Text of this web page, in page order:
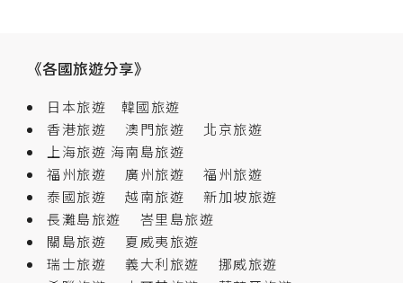
《各國旅遊分享》
日本旅遊
韓國旅遊
香港旅遊
澳門旅遊
北京旅遊
上海旅遊 海南島旅遊
福州旅遊
廣州旅遊
福州旅遊
泰國旅遊
越南旅遊
新加坡旅遊
長灘島旅遊
峇里島旅遊
關島旅遊
夏威夷旅遊
瑞士旅遊
義大利旅遊
挪威旅遊